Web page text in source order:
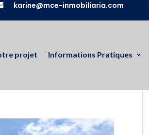
karine@mce-inmobiliaria.com
projet Informations Pratiques